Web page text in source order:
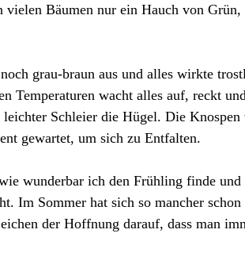
vielen Bäumen nur ein Hauch von Grün,
grau-braun aus und alles wirkte
Temperaturen wacht alles auf, reckt
Schleier die Hügel. Die Knospen
gewartet, um sich zu Entfalten.
wunderbar ich den Frühling finde und
Im Sommer hat sich so mancher schon
der Hoffnung darauf, dass man